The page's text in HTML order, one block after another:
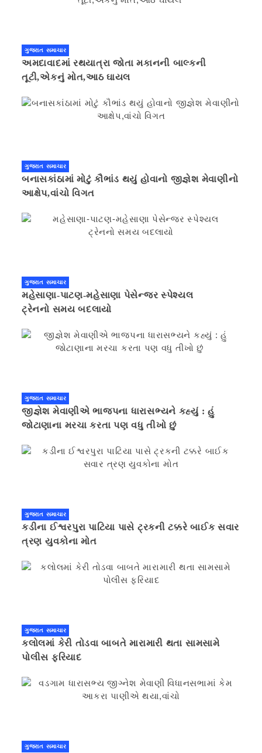
ગુજરાત સમાચાર
અમદાવાદમાં રથયાત્રા જોતા મકાનની બાલ્કની
તૂટી,એકનું મોત,આઠ ઘાયલ
ગુજરાત સમાચાર
બનાસકાંઠામાં મોટું કૌભાંડ થયું હોવાનો જીજ્ઞેશ મેવાણીનો
આક્ષેપ,વાંચો વિગત
ગુજરાત સમાચાર
મહેસાણા-પાટણ-મહેસાણા પેસેન્જર સ્પેશ્યલ
ટ્રેનનો સમય બદલાયો
ગુજરાત સમાચાર
જીજ્ઞેશ મેવાણીએ ભાજપના ધારાસભ્યને કહ્યું : હું
જોટાણાના મરચા કરતા પણ વધુ તીખો છું
ગુજરાત સમાચાર
કડીના ઈશ્વરપુરા પાટિયા પાસે ટ્રકની ટક્કરે બાઈક સવાર
ત્રણ યુવકોના મોત
ગુજરાત સમાચાર
કલોલમાં કેરી તોડવા બાબતે મારામારી થતા સામસામે
પોલીસ ફરિયાદ
ગુજરાત સમાચાર